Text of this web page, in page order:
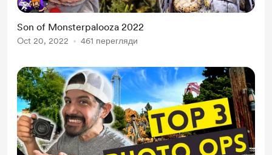
Son of Monsterpalooza 2022
Oct 20, 2022 461 перегляди